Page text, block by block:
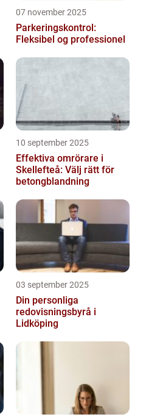
07 november 2025
Parkeringskontrol:
Fleksibel og professionel
10 september 2025
Effektiva omrörare i
Skellefteå: Välj rätt för
betongblandning
03 september 2025
Din personliga
redovisningsbyrå i
Lidköping